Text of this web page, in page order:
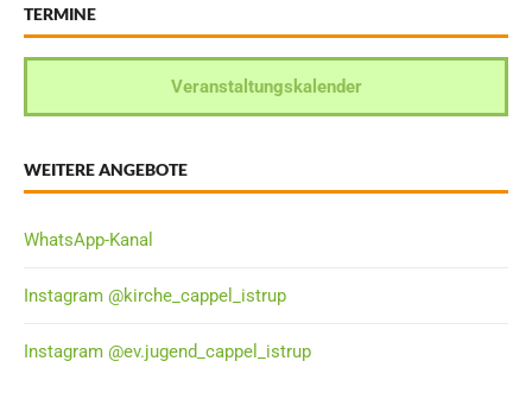
TERMINE
Veranstaltungskalender
WEITERE ANGEBOTE
WhatsApp-Kanal
Instagram @kirche_cappel_istrup
Instagram @ev.jugend_cappel_istrup